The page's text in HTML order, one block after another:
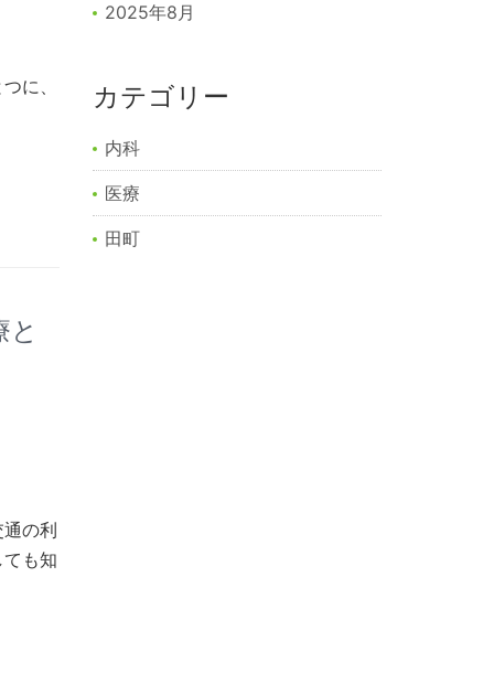
に、
の利
も知
2025年8月
カテゴリー
内科
医療
田町